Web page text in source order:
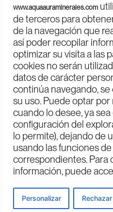
www.aquaauraminerales.com
de terceros para
de la navegación que
así poder recopilar
optimizar su visita a las
cookies no serán
datos de carácter
continúa navegando,
su uso. Puede optar
cuando lo desee, ya
configuración del
lo permite), dejando de
usando las funciones
correspondientes. Para
información, puede
Personalizar
g
r
a
m
o
o
k
-
f
r
PROGRAMA KIT DIGITAL
NEXT
DEL MECANISMO DE
Financiado por la Unión
Financiado por la Unión
Sin embargo, los puntos de
expresadas son únicamente
reflejan necesariamente los
Comisión Europea. Ni la
Europea pueden ser
© Copyright 2024 Aqua